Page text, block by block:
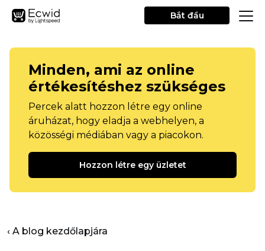
Bắt đầu
Minden, ami az online
értékesítéshez szükséges
Percek alatt hozzon létre egy online
áruházat, hogy eladja a webhelyen, a
közösségi médiában vagy a piacokon.
Hozzon létre egy üzletet
‹ A blog kezdőlapjára